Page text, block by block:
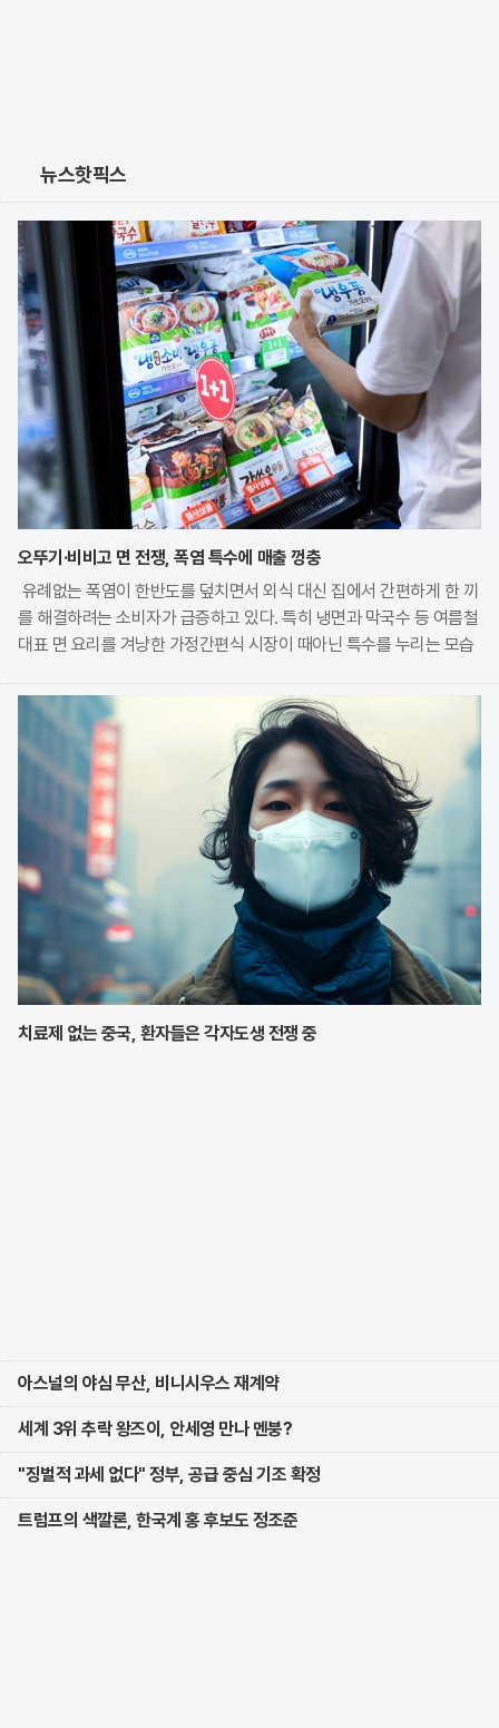
뉴스핫픽스
오뚜기·비비고 면 전쟁, 폭염 특수에 매출 껑충
유례없는 폭염이 한반도를 덮치면서 외식 대신 집에서 간편하게 한 끼
를 해결하려는 소비자가 급증하고 있다. 특히 냉면과 막국수 등 여름철
대표 면 요리를 겨냥한 가정간편식 시장이 때아닌 특수를 누리는 모습
앞세워 시장 점유율 확대에 박차를 가하고
치료제 없는 중국, 환자들은 각자도생 전쟁 중
아스널의 야심 무산, 비니시우스 재계약
세계 3위 추락 왕즈이, 안세영 만나 멘붕?
"징벌적 과세 없다" 정부, 공급 중심 기조 확정
트럼프의 색깔론, 한국계 홍 후보도 정조준